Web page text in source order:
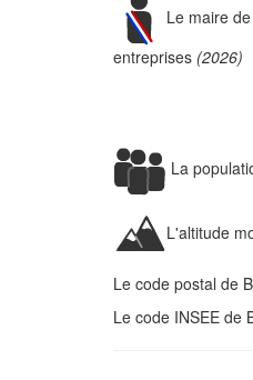
Le maire
entreprises (2026)
La
L'altitude
Le code postal de
Le code INSEE de